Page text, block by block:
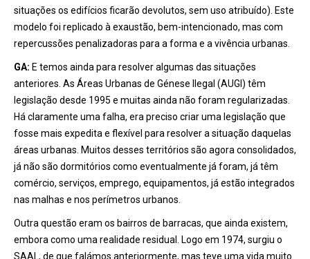
situações os edifícios ficarão devolutos, sem uso atribuído). Este
modelo foi replicado à exaustão, bem-intencionado, mas com
repercussões penalizadoras para a forma e a vivência urbanas.
GA: E temos ainda para resolver algumas das situações
anteriores. As Áreas Urbanas de Génese Ilegal (AUGI) têm
legislação desde 1995 e muitas ainda não foram regularizadas.
Há claramente uma falha, era preciso criar uma legislação que
fosse mais expedita e flexível para resolver a situação daquelas
áreas urbanas. Muitos desses territórios são agora consolidados,
já não são dormitórios como eventualmente já foram, já têm
comércio, serviços, emprego, equipamentos, já estão integrados
nas malhas e nos perímetros urbanos.
Outra questão eram os bairros de barracas, que ainda existem,
embora como uma realidade residual. Logo em 1974, surgiu o
SAAL, de que falámos anteriormente, mas teve uma vida muito